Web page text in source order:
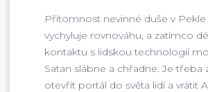
Přítomnost nevinné duše v
vychyluje rovnováhu, a zatímco
kontaktu s lidskou technologií
Satan slábne a chřadne. Je třeba
otevřít portál do světa lidí a vrátit